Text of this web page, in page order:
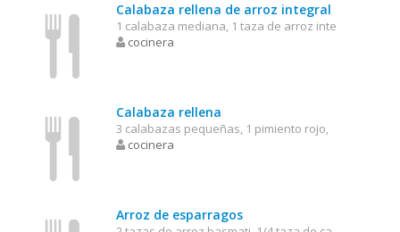
Calabaza rellena de arroz integral
1 calabaza mediana, 1 taza de arroz inte
cocinera
Calabaza rellena
3 calabazas pequeñas, 1 pimiento rojo,
cocinera
Arroz de esparragos